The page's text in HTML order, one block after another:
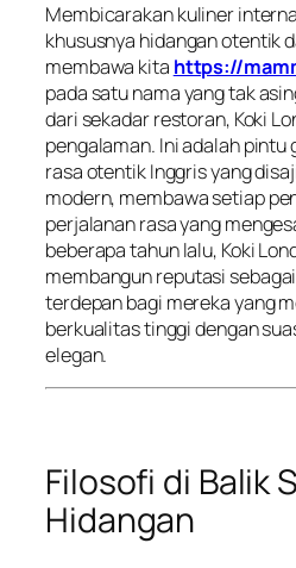
Membicarakan kuliner
khususnya hidangan otentik
membawa kita https://
pada satu nama yang tak
dari sekadar restoran, Koki
pengalaman. Ini adalah pintu
rasa otentik Inggris yang
modern, membawa setiap
perjalanan rasa yang
beberapa tahun lalu, Koki
membangun reputasi
terdepan bagi mereka yang
berkualitas tinggi dengan
elegan.
Filosofi di Balik
Hidangan